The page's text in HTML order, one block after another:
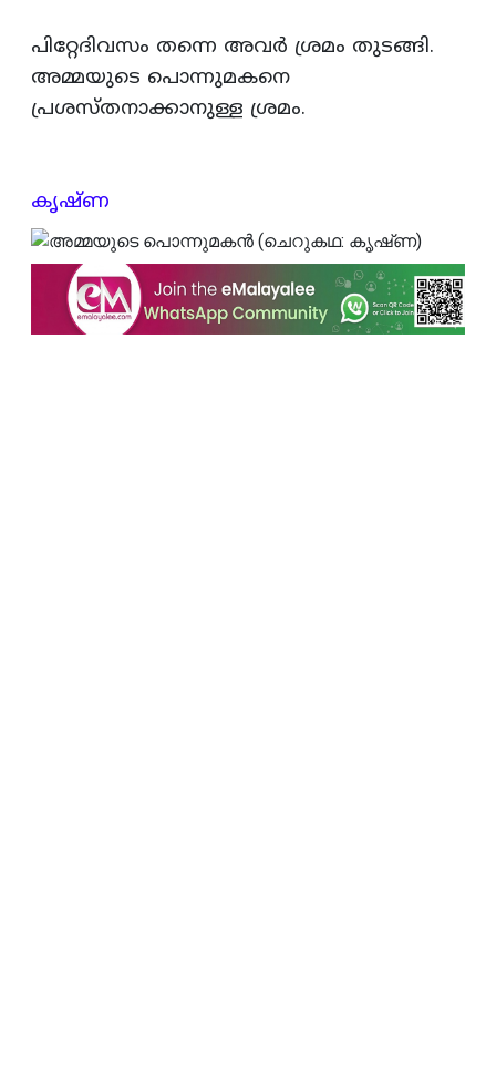
പിറ്റേദിവസം തന്നെ അവര്‍ ശ്രമം തുടങ്ങി.
അമ്മയുടെ പൊന്നുമകനെ
പ്രശസ്‌തനാക്കാനുള്ള ശ്രമം.
കൃഷ്‌ണ